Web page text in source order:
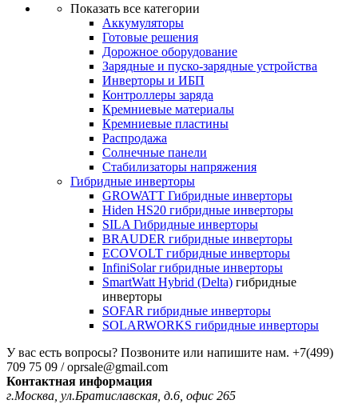
Показать все категории
Аккумуляторы
Готовые решения
Дорожное оборудование
Зарядные и пуско-зарядные устройства
Инверторы и ИБП
Контроллеры заряда
Кремниевые материалы
Кремниевые пластины
Распродажа
Солнечные панели
Стабилизаторы напряжения
Гибридные инверторы
GROWATT Гибридные инверторы
Hiden HS20 гибридные инверторы
SILA Гибридные инверторы
BRAUDER гибридные инверторы
ECOVOLT гибридные инверторы
InfiniSolar гибридные инверторы
SmartWatt Hybrid (Delta) гибридные
инверторы
SOFAR гибридные инверторы
SOLARWORKS гибридные инверторы
У вас есть вопросы? Позвоните или напишите нам. +7(499)
709 75 09 / oprsale@gmail.com
Контактная информация
г.Москва, ул.Братиславская, д.6, офис 265